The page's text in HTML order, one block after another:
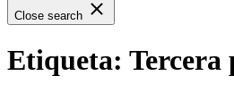
Close search
Etiqueta: Tercera